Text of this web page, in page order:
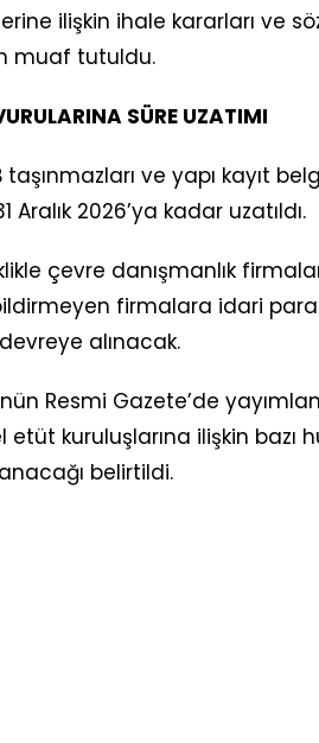
ilişkin ihale kararları ve
muaf tutuldu.
SÜRE UZATIMI
ve yapı kayıt
2026’ya kadar uzatıldı.
çevre danışmanlık
firmalara idari para
alınacak.
Resmi Gazete’de
kuruluşlarına ilişkin bazı
belirtildi.